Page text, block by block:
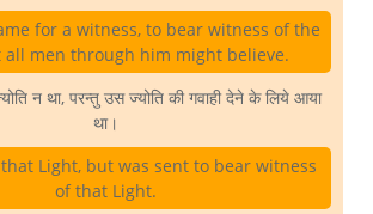
for a witness, to bear witness of the
all men through him might believe.
न था, परन्तु उस ज्योति की गवाही देने के लिये आया
था।
Light, but was sent to bear witness
of that Light.